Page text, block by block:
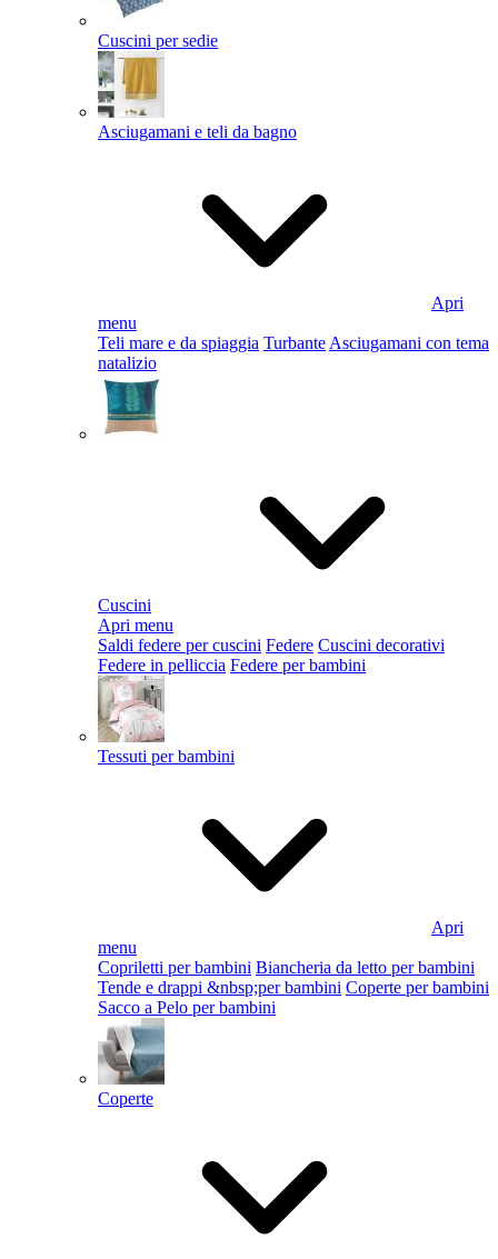
Cuscini per sedie
Asciugamani e teli da bagno
Apri
menu
Teli mare e da spiaggia Turbante Asciugamani con tema
natalizio
Cuscini
Apri menu
Saldi federe per cuscini Federe Cuscini decorativi
Federe in pelliccia Federe per bambini
Tessuti per bambini
Apri
menu
Copriletti per bambini Biancheria da letto per bambini
Tende e drappi &nbsp;per bambini Coperte per bambini
Sacco a Pelo per bambini
Coperte